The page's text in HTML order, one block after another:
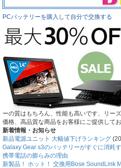
PCバッテリーを購入して自分で交換する
ーの質はもちろん、性能も高いです、リー
価格、高品質な商品をお客様にご提供してお
新着情報・お知らせ
新品電源ユニット 大幅値下げランキング
Galaxy Gear s3のバッテリーがすぐに消耗
携帯電話の膨らみの理由
新製品！ ホット！ 交換用Bose SoundLink